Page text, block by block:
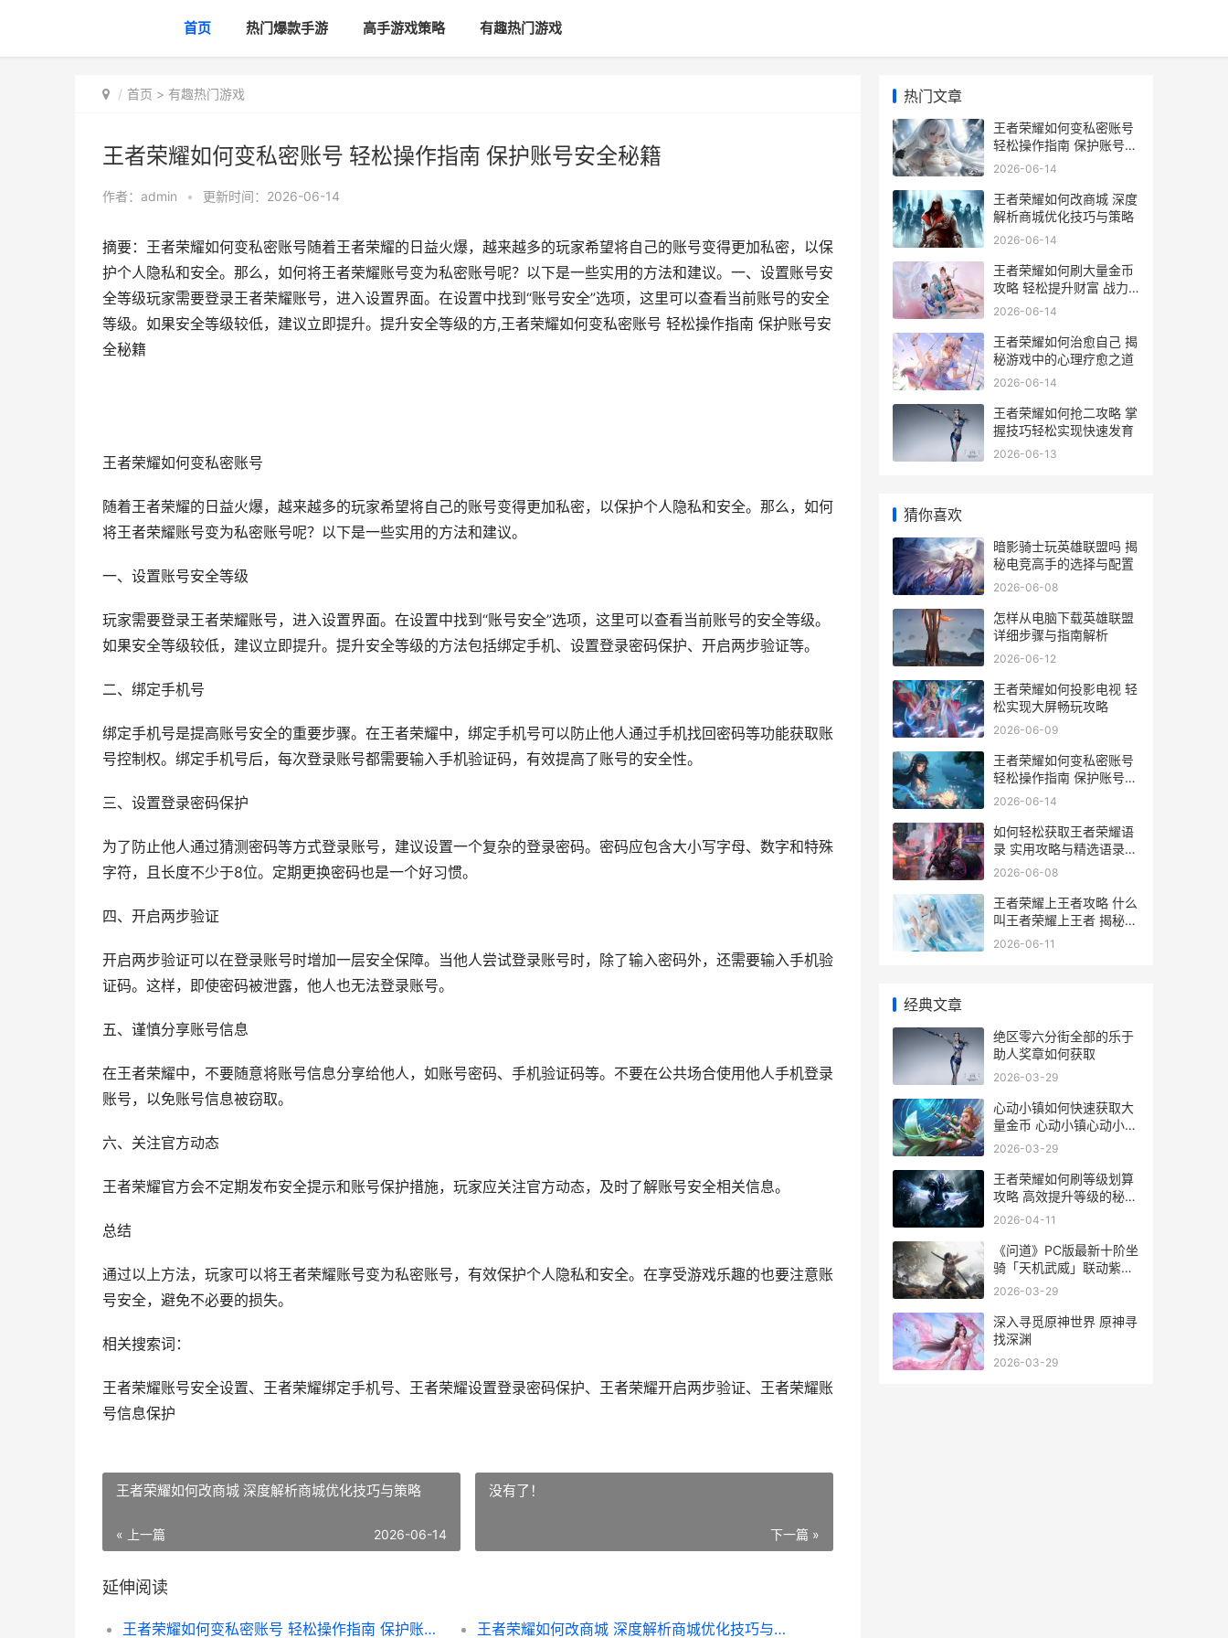
首页 热门爆款手游 高手游戏策略 有趣热门游戏
首页 > 有趣热门游戏
王者荣耀如何变私密账号 轻松操作指南 保护账号安全秘籍
作者： admin • 更新时间：2026-06-14
摘要：王者荣耀如何变私密账号随着王者荣耀的日益火爆，越来越多的玩家希望将自己的账号变得更加私密，以保
护个人隐私和安全。那么，如何将王者荣耀账号变为私密账号呢？以下是一些实用的方法和建议。一、设置账号安
全等级玩家需要登录王者荣耀账号，进入设置界面。在设置中找到“账号安全”选项，这里可以查看当前账号的安全
等级。如果安全等级较低，建议立即提升。提升安全等级的方,王者荣耀如何变私密账号 轻松操作指南 保护账号安
全秘籍
王者荣耀如何变私密账号
随着王者荣耀的日益火爆，越来越多的玩家希望将自己的账号变得更加私密，以保护个人隐私和安全。那么，如何
将王者荣耀账号变为私密账号呢？以下是一些实用的方法和建议。
一、设置账号安全等级
玩家需要登录王者荣耀账号，进入设置界面。在设置中找到“账号安全”选项，这里可以查看当前账号的安全等级。
如果安全等级较低，建议立即提升。提升安全等级的方法包括绑定手机、设置登录密码保护、开启两步验证等。
二、绑定手机号
绑定手机号是提高账号安全的重要步骤。在王者荣耀中，绑定手机号可以防止他人通过手机找回密码等功能获取账
号控制权。绑定手机号后，每次登录账号都需要输入手机验证码，有效提高了账号的安全性。
三、设置登录密码保护
为了防止他人通过猜测密码等方式登录账号，建议设置一个复杂的登录密码。密码应包含大小写字母、数字和特殊
字符，且长度不少于8位。定期更换密码也是一个好习惯。
四、开启两步验证
开启两步验证可以在登录账号时增加一层安全保障。当他人尝试登录账号时，除了输入密码外，还需要输入手机验
证码。这样，即使密码被泄露，他人也无法登录账号。
五、谨慎分享账号信息
在王者荣耀中，不要随意将账号信息分享给他人，如账号密码、手机验证码等。不要在公共场合使用他人手机登录
账号，以免账号信息被窃取。
六、关注官方动态
王者荣耀官方会不定期发布安全提示和账号保护措施，玩家应关注官方动态，及时了解账号安全相关信息。
总结
通过以上方法，玩家可以将王者荣耀账号变为私密账号，有效保护个人隐私和安全。在享受游戏乐趣的也要注意账
号安全，避免不必要的损失。
相关搜索词：
王者荣耀账号安全设置、王者荣耀绑定手机号、王者荣耀设置登录密码保护、王者荣耀开启两步验证、王者荣耀账
号信息保护
王者荣耀如何改商城 深度解析商城优化技巧与策略
« 上一篇 2026-06-14
没有了！
下一篇 »
延伸阅读
王者荣耀如何变私密账号 轻松操作指南 保护账号安全秘籍 王者荣耀如何改商城 深度解析商城优化技巧与策略
热门文章
王者荣耀如何变私密账号
轻松操作指南 保护账号安
全秘籍
2026-06-14
王者荣耀如何改商城 深度
解析商城优化技巧与策略
2026-06-14
王者荣耀如何刷大量金币
攻略 轻松提升财富 战力
飙升
2026-06-14
王者荣耀如何治愈自己 揭
秘游戏中的心理疗愈之道
2026-06-14
王者荣耀如何抢二攻略 掌
握技巧轻松实现快速发育
2026-06-13
猜你喜欢
暗影骑士玩英雄联盟吗 揭
秘电竞高手的选择与配置
2026-06-08
怎样从电脑下载英雄联盟
详细步骤与指南解析
2026-06-12
王者荣耀如何投影电视 轻
松实现大屏畅玩攻略
2026-06-09
王者荣耀如何变私密账号
轻松操作指南 保护账号安
全秘籍
2026-06-14
如何轻松获取王者荣耀语
录 实用攻略与精选语录汇
编
2026-06-08
王者荣耀上王者攻略 什么
叫王者荣耀上王者 揭秘成
为高手的秘诀
2026-06-11
经典文章
绝区零六分街全部的乐于
助人奖章如何获取
2026-03-29
心动小镇如何快速获取大
量金币 心动小镇心动小镇
怎么玩
2026-03-29
王者荣耀如何刷等级划算
攻略 高效提升等级的秘诀
解析
2026-04-11
《问道》PC版最新十阶坐
骑「天机武威」联动紫禁
城，引领今夏文创新潮流
2026-03-29
深入寻觅原神世界 原神寻
找深渊
2026-03-29